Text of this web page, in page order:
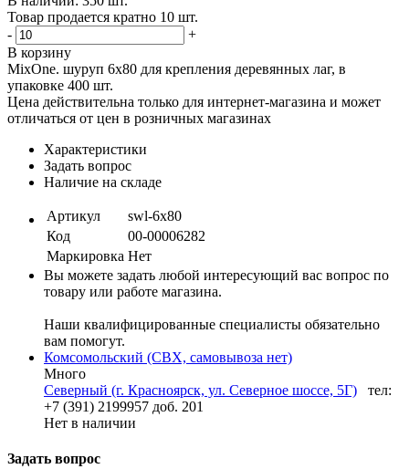
Товар продается кратно 10 шт.
-
+
В корзину
MixOne. шуруп 6х80 для крепления деревянных лаг, в
упаковке 400 шт.
Цена действительна только для интернет-магазина и может
отличаться от цен в розничных магазинах
Характеристики
Задать вопрос
Наличие на складе
Артикул
swl-6х80
Код
00-00006282
Маркировка Нет
Вы можете задать любой интересующий вас вопрос по
товару или работе магазина.
Наши квалифицированные специалисты обязательно
вам помогут.
Комсомольский (СВХ, самовывоза нет)
Много
Северный (г. Красноярск, ул. Северное шоссе, 5Г)
тел:
+7 (391) 2199957 доб. 201
Нет в наличии
Задать вопрос